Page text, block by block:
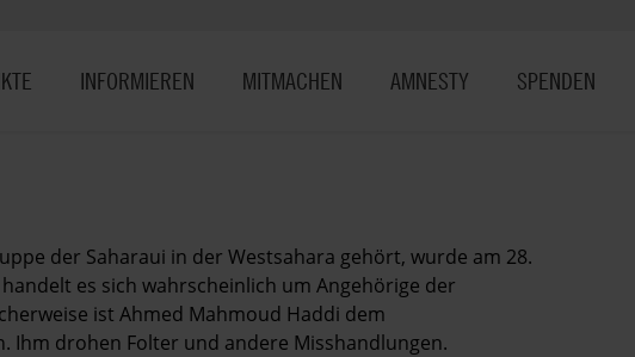
INFORMIEREN MITMACHEN AMNESTY SPENDEN
der Saharaui in der Westsahara gehört, wurde am 28.
es sich wahrscheinlich um Angehörige der
ist Ahmed Mahmoud Haddi dem
Ihm drohen Folter und andere Misshandlungen.